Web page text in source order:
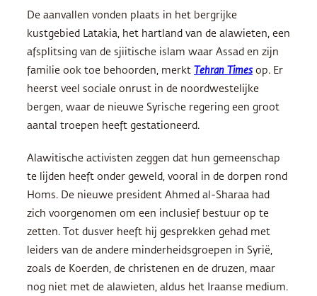
De aanvallen vonden plaats in het bergrijke
kustgebied Latakia, het hartland van de alawieten, een
afsplitsing van de sjiitische islam waar Assad en zijn
familie ook toe behoorden, merkt Tehran Timesop. Er
heerst veel sociale onrust in de noordwestelijke
bergen, waar de nieuwe Syrische regering een groot
aantal troepen heeft gestationeerd.
Alawitische activisten zeggen dat hun gemeenschap
te lijden heeft onder geweld, vooral in de dorpen rond
Homs. De nieuwe president Ahmed al-Sharaa had
zich voorgenomen om een inclusief bestuur op te
zetten. Tot dusver heeft hij gesprekken gehad met
leiders van de andere minderheidsgroepen in Syrië,
zoals de Koerden, de christenen en de druzen, maar
nog niet met de alawieten, aldus het Iraanse medium.